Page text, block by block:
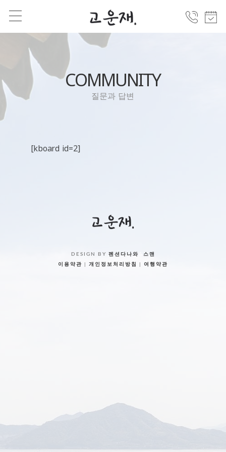
COMMUNITY
질문과 답변
[kboard id=2]
DESIGN BY 펜션다나와
스맨
이용약관
개인정보처리방침 여행약관